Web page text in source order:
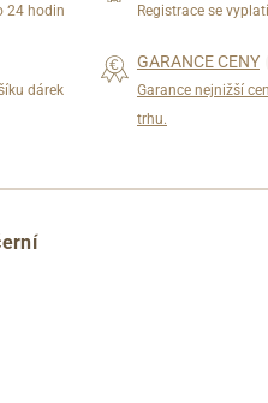
24 hodin Registrace se vyplatí
dárek
GARANCE CENY
Garance nejnižší
trhu.